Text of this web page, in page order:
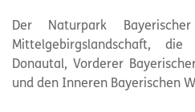
Der Naturpark
Mittelgebirgslandschaft,
Donautal, Vorderer
und den Inneren Bayerischen